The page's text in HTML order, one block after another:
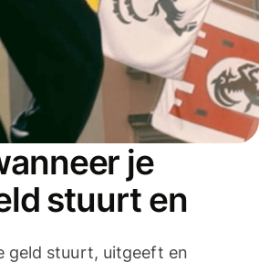
je
stuurt en
geld stuurt, uitgeeft en